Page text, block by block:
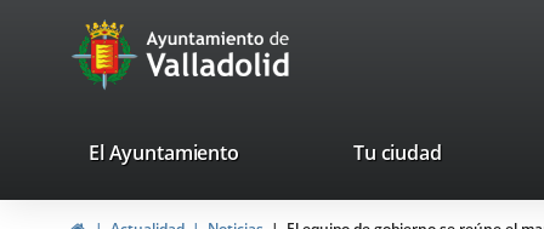
Portal
Web
Ayuntamiento
de
valladolid.es
El Ayuntamiento Tu ciudad